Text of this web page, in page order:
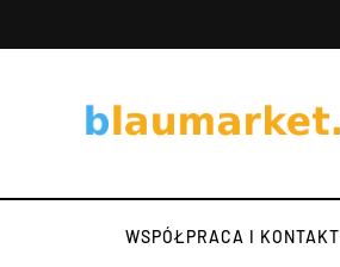
WSPÓŁPRACA I KONTAKT